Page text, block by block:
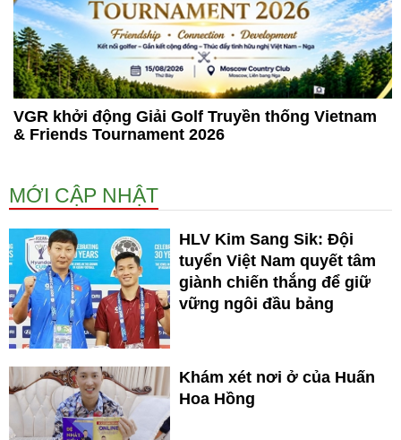
VGR khởi động Giải Golf Truyền thống Vietnam
& Friends Tournament 2026
MỚI CẬP NHẬT
HLV Kim Sang Sik: Đội
tuyển Việt Nam quyết tâm
giành chiến thắng để giữ
vững ngôi đầu bảng
Khám xét nơi ở của Huấn
Hoa Hồng